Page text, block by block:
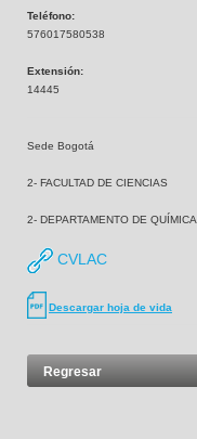
Teléfono:
576017580538
Extensión:
14445
Sede Bogotá
2- FACULTAD DE CIENCIAS
2- DEPARTAMENTO DE QUÍMICA
CVLAC
Descargar hoja de vida
Regresar